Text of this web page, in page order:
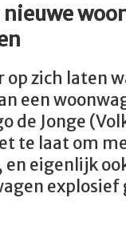
nieuwe
op zich laten
een
de Jonge
te laat om
eigenlijk
explosief